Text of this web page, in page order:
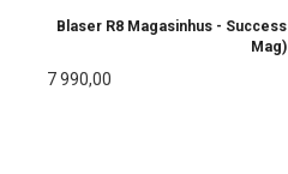
Blaser R8 Magasinhus -
Mag)
7 990,00